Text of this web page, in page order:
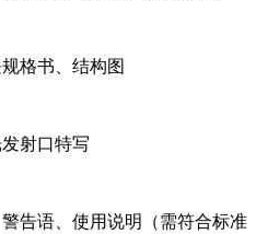
格书、结构图
射口特写
告语、使用说明（需符合标准